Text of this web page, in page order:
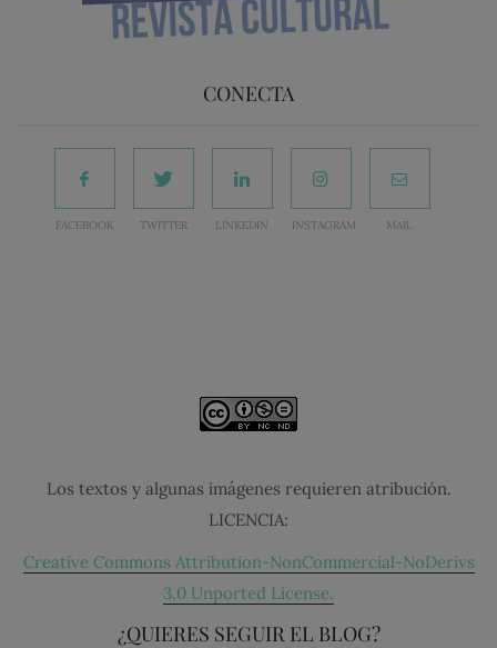
CONECTA
FACEBOOK TWITTER LINKEDIN INSTAGRAM MAIL
Los textos y algunas imágenes requieren atribución.
LICENCIA:
Creative Commons Attribution-NonCommercial-NoDerivs
3.0 Unported License.
¿QUIERES SEGUIR EL BLOG?